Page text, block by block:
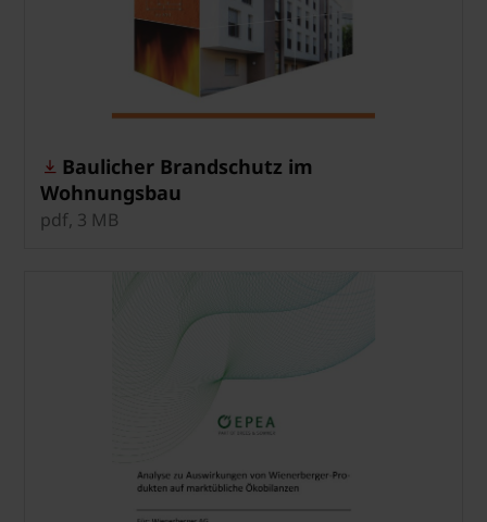
Baulicher Brandschutz im
Wohnungsbau
pdf, 3 MB